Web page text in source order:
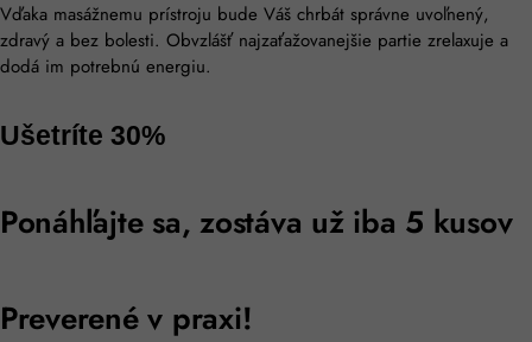
Vďaka masážnemu prístroju bude Váš chrbát správne uvoľnený,
zdravý a bez bolesti. Obvzlášť najzaťažovanejšie partie zrelaxuje a
dodá im potrebnú energiu.
Ušetríte 30%
Ponáhľajte sa, zostáva už iba 5 kusov
Preverené v praxi!